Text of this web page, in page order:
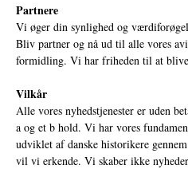
Partnere
Vi øger din synlighed og
Bliv partner og nå ud til alle vores
formidling. Vi har friheden til at
Vilkår
Alle vores nyhedstjenester er uden
a og et b hold. Vi har vores
udviklet af danske historikere
vil vi erkende. Vi skaber ikke